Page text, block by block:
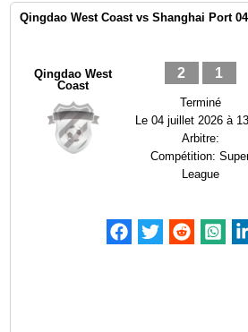
Qingdao West Coast vs Shanghai Port
Qingdao West
Coast
2 1
Terminé
Le04 juillet 2026 à
Arbitre:
Compétition:
League